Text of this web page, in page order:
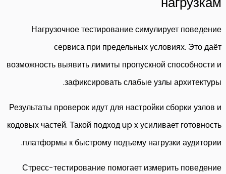
Нагрузочное тестирование симулирует поведение
сервиса при предельных условиях. Это даёт
возможность выявить лимиты пропускной способности и
зафиксировать слабые узлы архитектуры.
Результаты проверок идут для настройки сборки узлов и
кодовых частей. Такой подход up x усиливает готовность
платформы к быстрому подъему нагрузки аудитории.
Стресс-тестирование помогает измерить поведение